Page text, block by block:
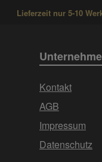
Lieferzeit nur 5-10
Kontakt
AGB
Impressum
Datenschutz